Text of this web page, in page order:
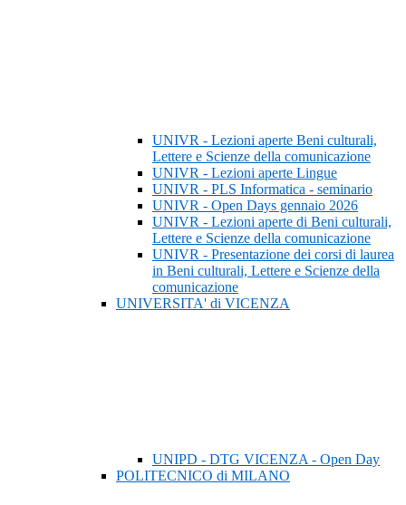
UNIVR - Lezioni aperte Beni culturali,
Lettere e Scienze della comunicazione
UNIVR - Lezioni aperte Lingue
UNIVR - PLS Informatica - seminario
UNIVR - Open Days gennaio 2026
UNIVR - Lezioni aperte di Beni culturali,
Lettere e Scienze della comunicazione
UNIVR - Presentazione dei corsi di laurea
in Beni culturali, Lettere e Scienze della
comunicazione
UNIVERSITA' di VICENZA
UNIPD - DTG VICENZA - Open Day
POLITECNICO di MILANO